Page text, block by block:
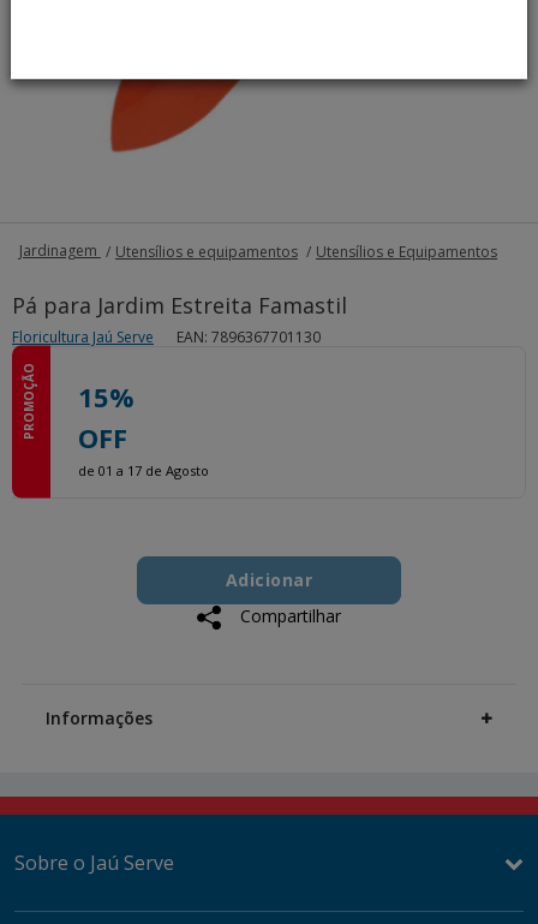
Jardinagem Utensílios e equipamentos Utensílios e Equipamentos
Pá para Jardim Estreita Famastil
Floricultura Jaú Serve EAN: 7896367701130
PROMOÇÃO
15%
OFF
de 01 a 17 de Agosto
to
cart
Product
ActionsAdicionar
Compartilhar
Information
Informações
Sobre o Jaú Serve